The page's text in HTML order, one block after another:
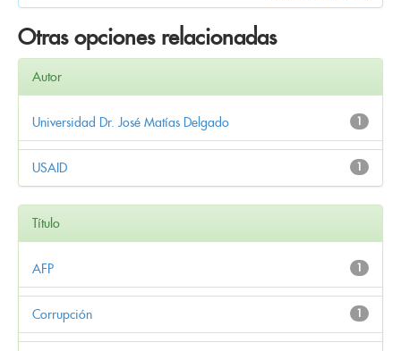
Otras opciones relacionadas
Autor
1
Universidad Dr. José Matías Delgado
1
USAID
Título
1
AFP
1
Corrupción